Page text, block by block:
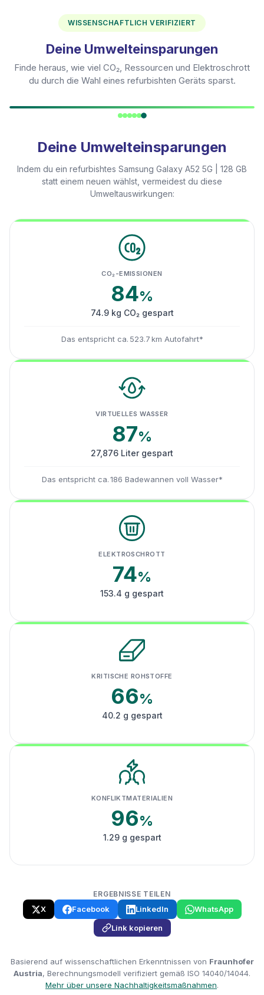
WISSENSCHAFTLICH VERIFIZIERT
Deine Umwelteinsparungen
Finde heraus, wie viel CO₂, Ressourcen und Elektroschrott
du durch die Wahl eines refurbishten Geräts sparst.
Deine Umwelteinsparungen
Indem du ein refurbishtes Samsung Galaxy A52 5G | 128 GB
statt einem neuen wählst, vermeidest du diese
Umweltauswirkungen:
CO₂-EMISSIONEN
84%
74.9 kg CO₂ gespart
Das entspricht ca. 523.7 km Autofahrt*
VIRTUELLES WASSER
87%
27,876 Liter gespart
Das entspricht ca. 186 Badewannen voll Wasser*
ELEKTROSCHROTT
74%
153.4 g gespart
KRITISCHE ROHSTOFFE
66%
40.2 g gespart
KONFLIKTMATERIALIEN
96%
1.29 g gespart
ERGEBNISSE TEILEN
X Facebook LinkedIn
WhatsApp
Link kopieren
Basierend auf wissenschaftlichen Erkenntnissen von Fraunhofer
Austria, Berechnungsmodell verifiziert gemäß ISO 14040/14044.
Mehr über unsere Nachhaltigkeitsmaßnahmen.